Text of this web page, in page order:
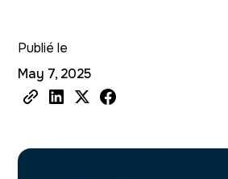
Publié le
May 7, 2025